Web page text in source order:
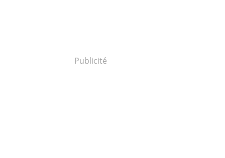
Publicité